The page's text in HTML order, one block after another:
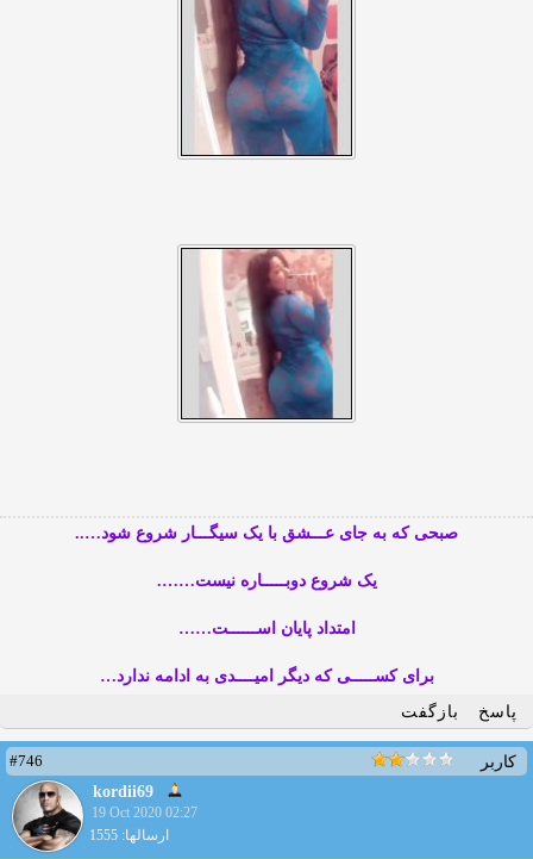
صبحی که به جای عـــشق با یک سیگـــار شروع شود…..
یک شروع دوبـــــاره نیست…….
امتداد پایان اســــــت……
برای کســـــی که دیگر امیــــدی به ادامه ندارد…
پاسخ
بازگفت
کاربر
#746
kordii69
19 Oct 2020 02:27
ارسالها: 1555